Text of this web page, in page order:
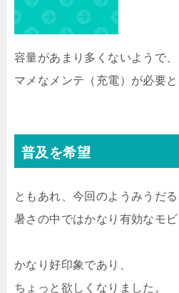
容量があまり多くないようで、
マメなメンテ（充電）が必要と
普及を希望
ともあれ、今回のようみうだ
暑さの中ではかなり有効なモビ
かなり好印象であり、
ちょっと欲しくなりました。